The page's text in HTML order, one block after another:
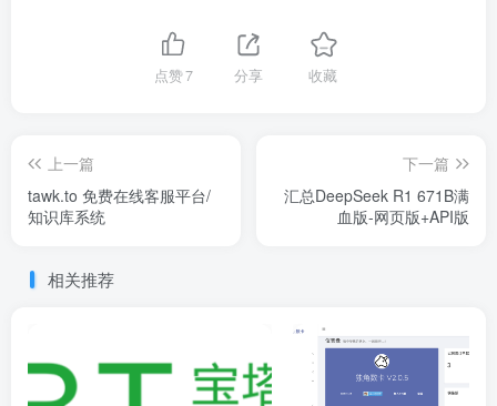
点赞7 分享 收藏
上一篇
tawk.to 免费在线客服平台/
知识库系统
下一篇
汇总DeepSeek R1 671B满
血版-网页版+API版
相关推荐